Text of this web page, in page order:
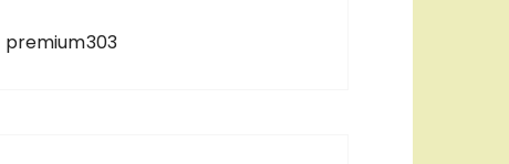
premium303